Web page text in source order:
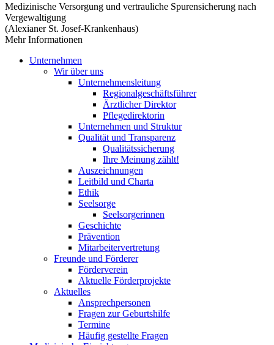
Medizinische Versorgung und vertrauliche Spurensicherung nach
Vergewaltigung
(Alexianer St. Josef-Krankenhaus)
Mehr Informationen​​​​​​​
Unternehmen
Wir über uns
Unternehmensleitung
Regionalgeschäftsführer
Ärztlicher Direktor
Pflegedirektorin
Unternehmen und Struktur
Qualität und Transparenz
Qualitätssicherung
Ihre Meinung zählt!
Auszeichnungen
Leitbild und Charta
Ethik
Seelsorge
Seelsorgerinnen
Geschichte
Prävention
Mitarbeitervertretung
Freunde und Förderer
Förderverein
Aktuelle Förderprojekte
Aktuelles
Ansprechpersonen
Fragen zur Geburtshilfe
Termine
Häufig gestellte Fragen